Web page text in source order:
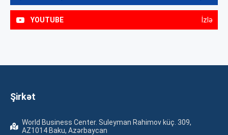
YOUTUBE İzlə
Şirkət
World Business Center. Suleyman Rahimov küç. 309,
AZ1014 Baku, Azərbaycan